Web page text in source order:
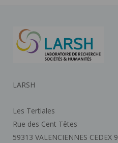
LARSH
Les Tertiales
Rue des Cent Têtes
59313 VALENCIENNES CEDEX 9